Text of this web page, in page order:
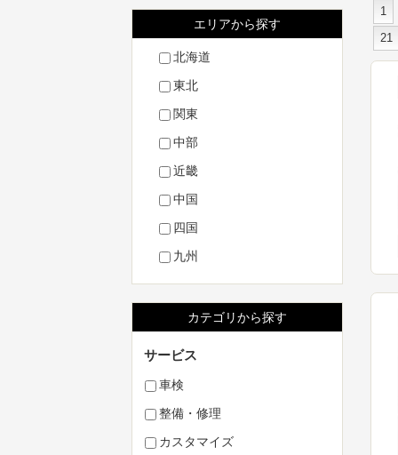
エリアから探す
北海道
東北
関東
中部
近畿
中国
四国
九州
カテゴリから探す
サービス
車検
整備・修理
カスタマイズ
1
21